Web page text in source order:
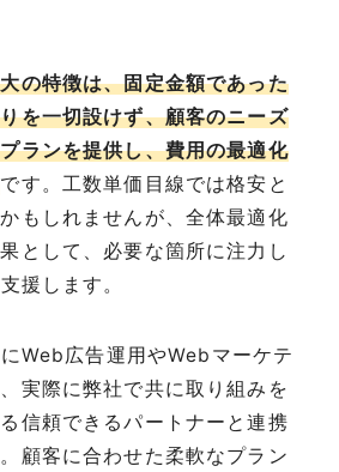
の特徴は、固定金額であった
を一切設けず、顧客のニーズ
ランを提供し、費用の最適化
です。工数単価目線では格安と
もしれませんが、全体最適化
として、必要な箇所に注力し
援します。
Web広告運用やWebマーケテ
実際に弊社で共に取り組みを
信頼できるパートナーと連携
顧客に合わせた柔軟なプラン